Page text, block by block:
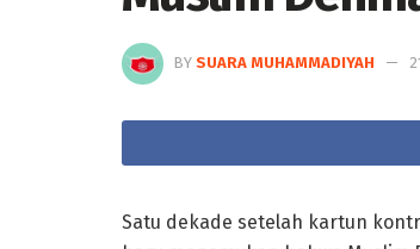
BY SUARA MUHAMMADIYAH
Satu dekade setelah kartun